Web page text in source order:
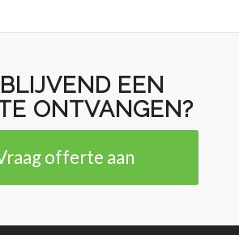
EEN
ONTVANGEN?
offerte aan